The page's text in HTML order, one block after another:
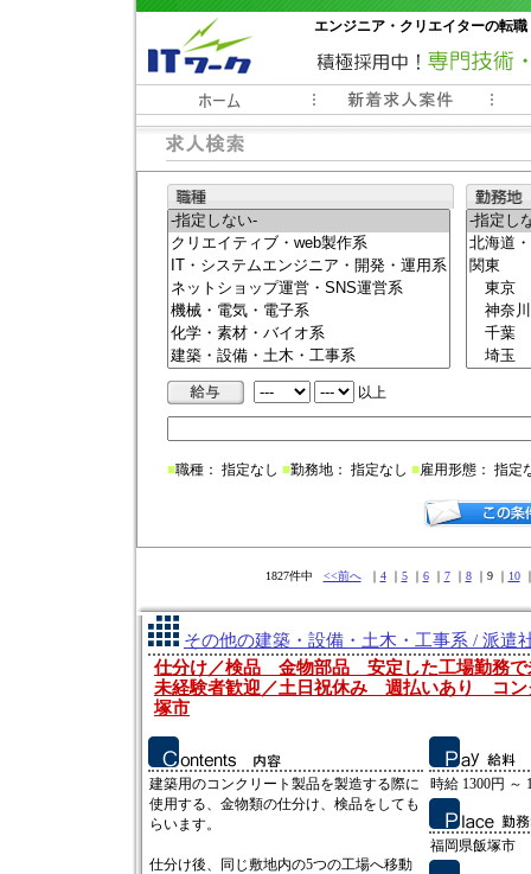
エンジニア・クリエイターの転
常時3000件以上の求人情報掲載中
以上
■職種： 指定なし ■勤務地： 指定なし ■雇用形態： 指定
1827件中 <<前へ｜ 4｜ 5｜ 6｜ 7｜ 8｜9 ｜ 10
その他の建築・設備・土木・工事系 / 派遣
仕分け／検品 金物部品 安定した工場勤務
未経験者歓迎／土日祝休み 週払いあり コ
塚市
建築用のコンクリート製品を製造する際に
使用する、金物類の仕分け、検品をしても
らいます。
仕分け後、同じ敷地内の5つの工場へ移動
時給 1300円 ～
福岡県飯塚市